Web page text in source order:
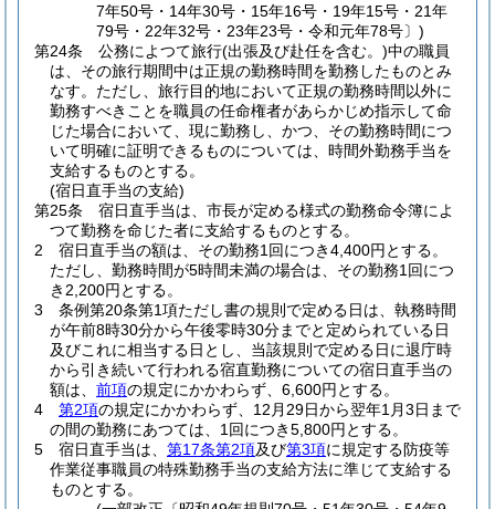
7年50号・14年30号・15年16号・19年15号・21年
79号・22年32号・23年23号・令和元年78号〕)
第24条
公務によつて旅行(出張及び赴任を含む。)中の職員
は、その旅行期間中は正規の勤務時間を勤務したものとみ
なす。 ただし、旅行目的地において正規の勤務時間以外に
勤務すべきことを職員の任命権者があらかじめ指示して命
じた場合において、現に勤務し、かつ、その勤務時間につ
いて明確に証明できるものについては、時間外勤務手当を
支給するものとする。
(宿日直手当の支給)
第25条
宿日直手当は、市長が定める様式の勤務命令簿によ
つて勤務を命じた者に支給するものとする。
2
宿日直手当の額は、その勤務1回につき4,400円とする。
ただし、勤務時間が5時間未満の場合は、その勤務1回につ
き2,200円とする。
3
条例第20条第1項ただし書の規則で定める日は、執務時間
が午前8時30分から午後零時30分までと定められている日
及びこれに相当する日とし、当該規則で定める日に退庁時
から引き続いて行われる宿直勤務についての宿日直手当の
額は、 前項の規定にかかわらず、6,600円とする。
4
第2項の規定にかかわらず、12月29日から翌年1月3日まで
の間の勤務にあつては、1回につき5,800円とする。
5
宿日直手当は、 第17条第2項及び第3項に規定する防疫等
作業従事職員の特殊勤務手当の支給方法に準じて支給する
ものとする。